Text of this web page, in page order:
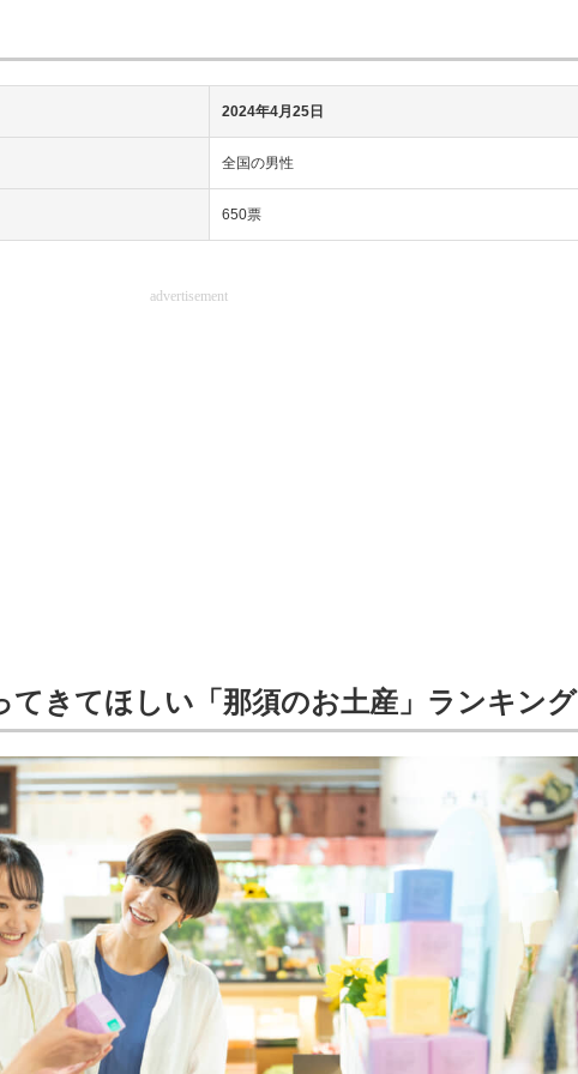
2024年4月25日
全国の男性
650票
advertisement
てきてほしい「那須のお土産」ランキング